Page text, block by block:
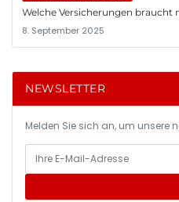
Welche Versicherungen braucht
8. September 2025
NEWSLETTER
Melden Sie sich an, um unsere